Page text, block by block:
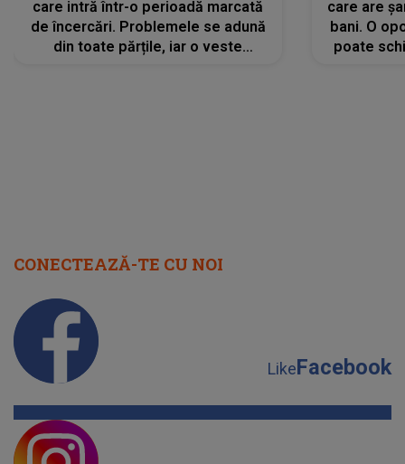
care intră într-o perioadă marcată
de încercări. Problemele se adună
din toate părțile, iar o veste
care are
bani. O
poate
CONECTEAZĂ-TE CU NOI
LikeFacebook